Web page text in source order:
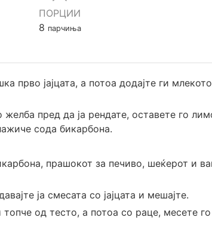
ПОРЦИИ
8 парчиња
прво јајцата, а потоа додајте ги
желба пред да ја рендате, оставете го
сода бикарбона.
прашокот за печиво, шеќерот и
ја смесата со јајцата и мешајте.
од тесто, а потоа со раце, месете го